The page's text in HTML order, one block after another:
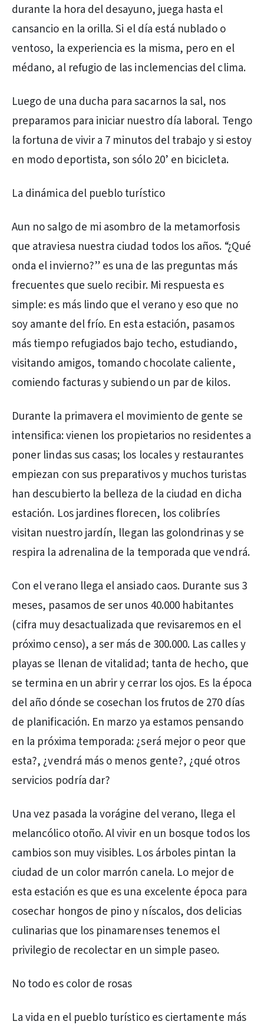
durante la hora del desayuno, juega hasta el
cansancio en la orilla. Si el día está nublado o
ventoso, la experiencia es la misma, pero en el
médano, al refugio de las inclemencias del clima.
Luego de una ducha para sacarnos la sal, nos
preparamos para iniciar nuestro día laboral. Tengo
la fortuna de vivir a 7 minutos del trabajo y si estoy
en modo deportista, son sólo 20’ en bicicleta.
La dinámica del pueblo turístico
Aun no salgo de mi asombro de la metamorfosis
que atraviesa nuestra ciudad todos los años. “¿Qué
onda el invierno?” es una de las preguntas más
frecuentes que suelo recibir. Mi respuesta es
simple: es más lindo que el verano y eso que no
soy amante del frío. En esta estación, pasamos
más tiempo refugiados bajo techo, estudiando,
visitando amigos, tomando chocolate caliente,
comiendo facturas y subiendo un par de kilos.
Durante la primavera el movimiento de gente se
intensifica: vienen los propietarios no residentes a
poner lindas sus casas; los locales y restaurantes
empiezan con sus preparativos y muchos turistas
han descubierto la belleza de la ciudad en dicha
estación. Los jardines florecen, los colibríes
visitan nuestro jardín, llegan las golondrinas y se
respira la adrenalina de la temporada que vendrá.
Con el verano llega el ansiado caos. Durante sus 3
meses, pasamos de ser unos 40.000 habitantes
(cifra muy desactualizada que revisaremos en el
próximo censo), a ser más de 300.000. Las calles y
playas se llenan de vitalidad; tanta de hecho, que
se termina en un abrir y cerrar los ojos. Es la época
del año dónde se cosechan los frutos de 270 días
de planificación. En marzo ya estamos pensando
en la próxima temporada: ¿será mejor o peor que
esta?, ¿vendrá más o menos gente?, ¿qué otros
servicios podría dar?
Una vez pasada la vorágine del verano, llega el
melancólico otoño. Al vivir en un bosque todos los
cambios son muy visibles. Los árboles pintan la
ciudad de un color marrón canela. Lo mejor de
esta estación es que es una excelente época para
cosechar hongos de pino y níscalos, dos delicias
culinarias que los pinamarenses tenemos el
privilegio de recolectar en un simple paseo.
No todo es color de rosas
La vida en el pueblo turístico es ciertamente más